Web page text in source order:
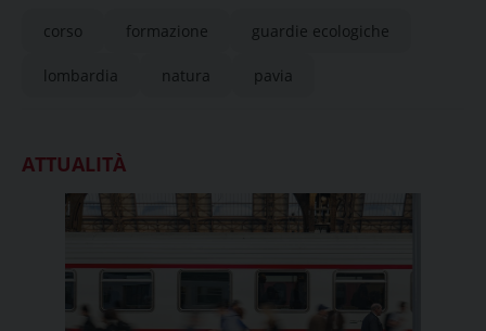
corso formazione guardie ecologiche
lombardia natura pavia
ATTUALITÀ